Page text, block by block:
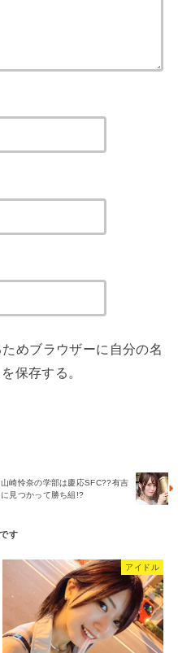
めブラウザーに自分の名
保存する。
山崎怜奈の学部は慶応SFC??有吉
に見つかって勝ち組!?
アイドル